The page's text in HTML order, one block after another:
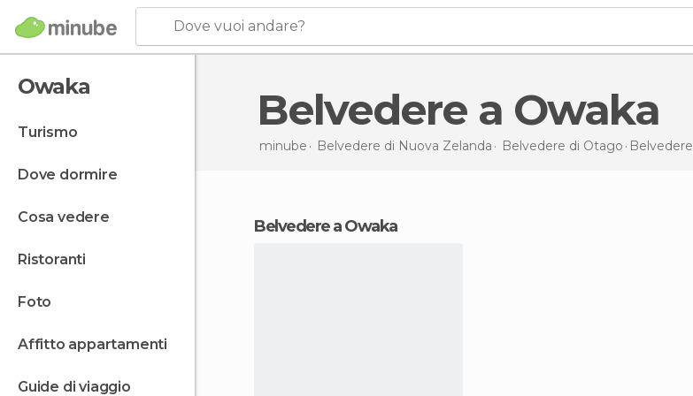
Dove vuoi andare?
Owaka
turismo
dove dormire
cosa vedere
ristoranti
foto
affitto appartamenti
guide di viaggio
Belvedere a Owaka
minube Belvedere di Nuova Zelanda Belvedere di Otago Belvedere
belvedere a Owaka